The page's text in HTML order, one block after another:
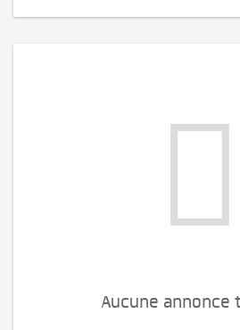
Aucune annonce